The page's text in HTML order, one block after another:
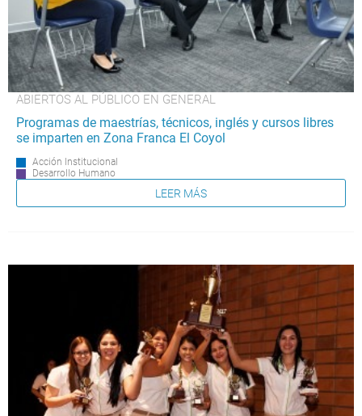
ABIERTOS AL PÚBLICO EN GENERAL
Programas de maestrías, técnicos, inglés y cursos libres
se imparten en Zona Franca El Coyol
Acción Institucional
Desarrollo Humano
LEER MÁS